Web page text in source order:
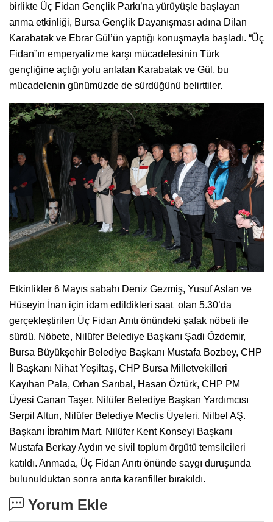
birlikte Üç Fidan Gençlik Parkı’na yürüyüşle başlayan
anma etkinliği, Bursa Gençlik Dayanışması adına Dilan
Karabatak ve Ebrar Gül’ün yaptığı konuşmayla başladı. “Üç
Fidan”ın emperyalizme karşı mücadelesinin Türk
gençliğine açtığı yolu anlatan Karabatak ve Gül, bu
mücadelenin günümüzde de sürdüğünü belirttiler.
Etkinlikler 6 Mayıs sabahı Deniz Gezmiş, Yusuf Aslan ve
Hüseyin İnan için idam edildikleri saat olan 5.30’da
gerçekleştirilen Üç Fidan Anıtı önündeki şafak nöbeti ile
sürdü. Nöbete, Nilüfer Belediye Başkanı Şadi Özdemir,
Bursa Büyükşehir Belediye Başkanı Mustafa Bozbey, CHP
İl Başkanı Nihat Yeşiltaş, CHP Bursa Milletvekilleri
Kayıhan Pala, Orhan Sarıbal, Hasan Öztürk, CHP PM
Üyesi Canan Taşer, Nilüfer Belediye Başkan Yardımcısı
Serpil Altun, Nilüfer Belediye Meclis Üyeleri, Nilbel AŞ.
Başkanı İbrahim Mart, Nilüfer Kent Konseyi Başkanı
Mustafa Berkay Aydın ve sivil toplum örgütü temsilcileri
katıldı. Anmada, Üç Fidan Anıtı önünde saygı duruşunda
bulunulduktan sonra anıta karanfiller bırakıldı.
Yorum Ekle